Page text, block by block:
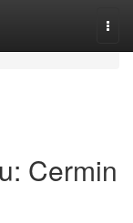
Cermin